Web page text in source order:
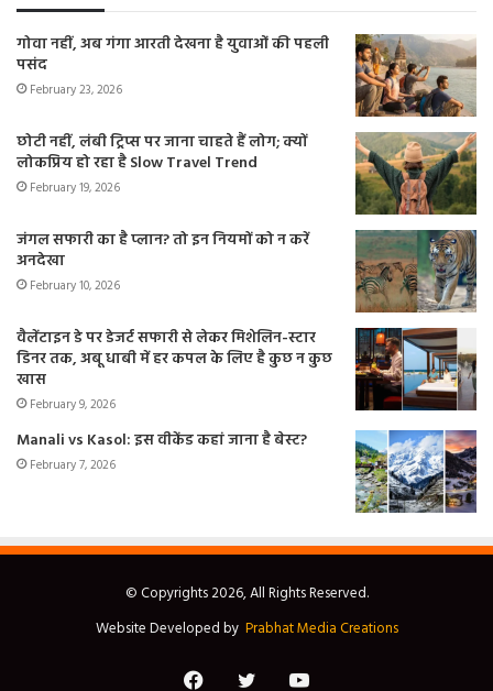
गोवा नहीं, अब गंगा आरती देखना है युवाओं की पहली
पसंद
February 23, 2026
छोटी नहीं, लंबी ट्रिप्स पर जाना चाहते हैं लोग; क्यों
लोकप्रिय हो रहा है Slow Travel Trend
February 19, 2026
जंगल सफारी का है प्लान? तो इन नियमों को न करें
अनदेखा
February 10, 2026
वैलेंटाइन डे पर डेजर्ट सफारी से लेकर मिशेलिन-स्टार
डिनर तक, अबू धाबी में हर कपल के लिए है कुछ न कुछ
खास
February 9, 2026
Manali vs Kasol: इस वीकेंड कहां जाना है बेस्ट?
February 7, 2026
© Copyrights 2026, All Rights Reserved.
Website Developed by Prabhat Media Creations
FacebookTwitterYouTube